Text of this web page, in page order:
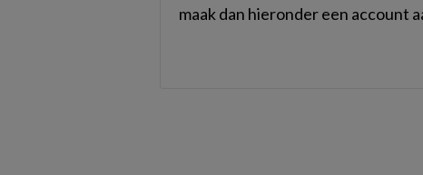
maak dan hieronder een account